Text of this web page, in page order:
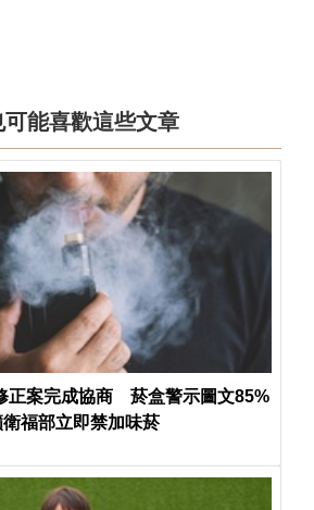
可能喜歡這些文章
正案完成協商 菸盒警示圖文85%
福部立即禁加味菸